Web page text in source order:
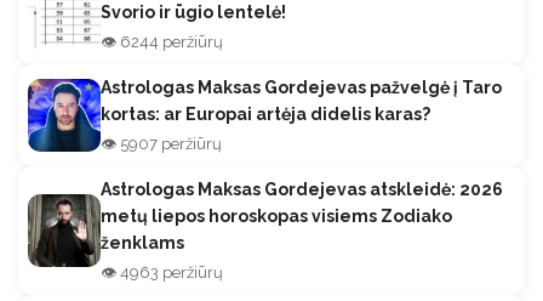
Svorio ir ūgio lentelė!
👁️ 6244 peržiūrų
Astrologas Maksas Gordejevas pažvelgė į Taro
kortas: ar Europai artėja didelis karas?
👁️ 5907 peržiūrų
Astrologas Maksas Gordejevas atskleidė: 2026
metų liepos horoskopas visiems Zodiako
ženklams
👁️ 4963 peržiūrų